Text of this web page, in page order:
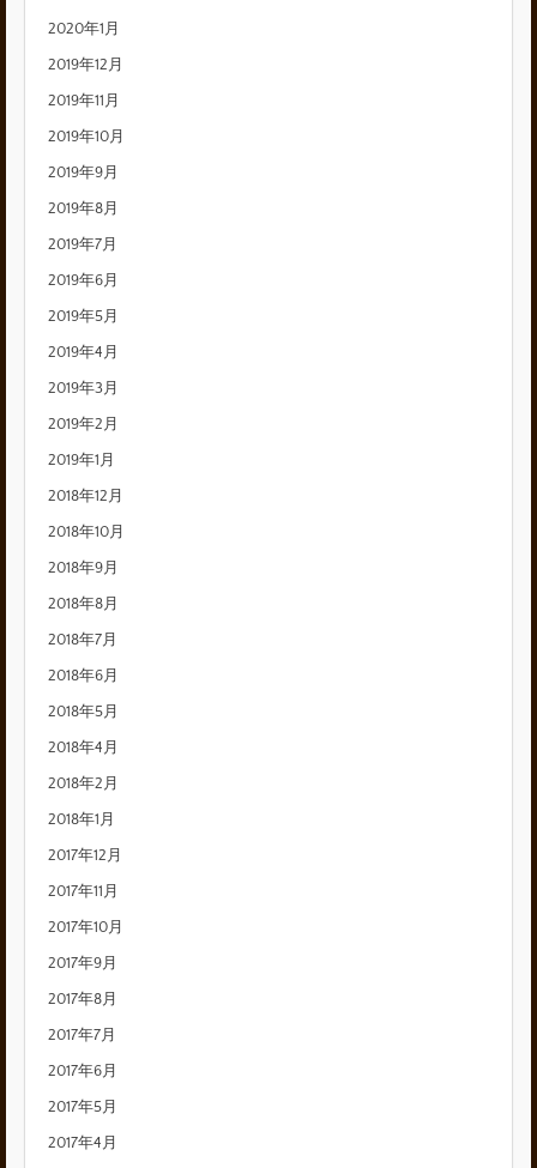
2020年1月
2019年12月
2019年11月
2019年10月
2019年9月
2019年8月
2019年7月
2019年6月
2019年5月
2019年4月
2019年3月
2019年2月
2019年1月
2018年12月
2018年10月
2018年9月
2018年8月
2018年7月
2018年6月
2018年5月
2018年4月
2018年2月
2018年1月
2017年12月
2017年11月
2017年10月
2017年9月
2017年8月
2017年7月
2017年6月
2017年5月
2017年4月